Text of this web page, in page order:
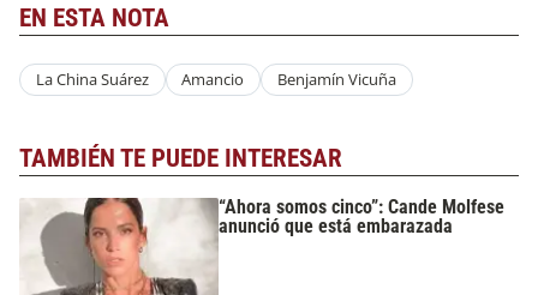
EN ESTA NOTA
La China Suárez Amancio Benjamín Vicuña
TAMBIÉN TE PUEDE INTERESAR
“Ahora somos cinco”: Cande Molfese
anunció que está embarazada